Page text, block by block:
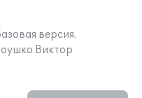
версия.
Виктор